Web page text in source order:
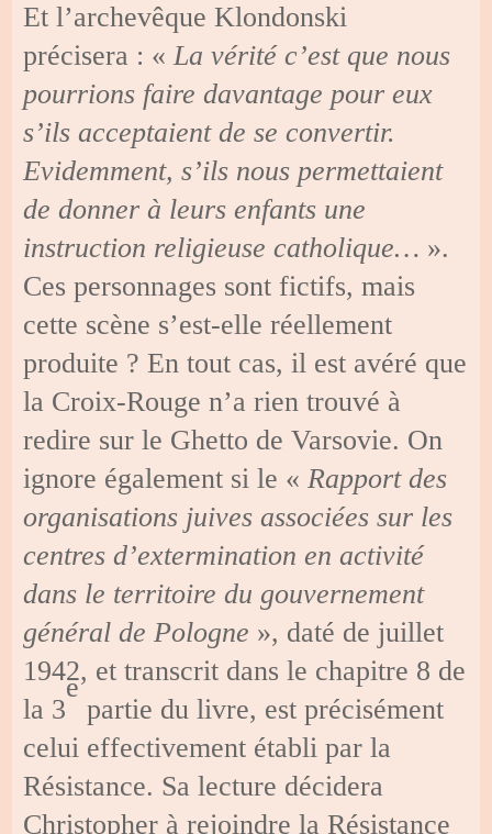
Et l’archevêque Klondonski
précisera : «La vérité c’est que nous
pourrions faire davantage pour eux
s’ils acceptaient de se convertir.
Evidemment, s’ils nous permettaient
de donner à leurs enfants une
instruction religieuse catholique… ».
Ces personnages sont fictifs, mais
cette scène s’est-elle réellement
produite ? En tout cas, il est avéré que
la Croix-Rouge n’a rien trouvé à
redire sur le Ghetto de Varsovie. On
ignore également si le «Rapport des
organisations juives associées sur les
centres d’extermination en activité
dans le territoire du gouvernement
général de Pologne », daté de juillet
1942, et transcrit dans le chapitre 8 de
la 3
e
partie du livre, est précisément
celui effectivement établi par la
Résistance. Sa lecture décidera
Christopher à rejoindre la Résistance